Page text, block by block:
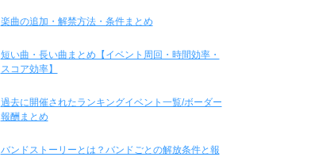
楽曲の追加・解禁方法・条件まとめ
短い曲・長い曲まとめ【イベント周回・時間効率・
スコア効率】
過去に開催されたランキングイベント一覧/ボーダー
報酬まとめ
バンドストーリーとは？バンドごとの解放条件と報